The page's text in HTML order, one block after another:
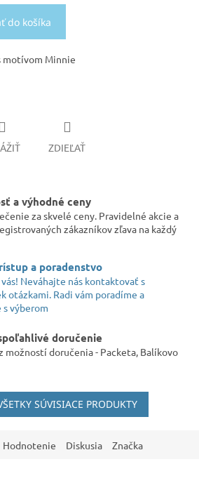
do košíka
motívom Minnie
ZDIEĽAŤ
a výhodné ceny
za skvelé ceny. Pravidelné akcie a
zákazníkov zľava na každý
a poradenstvo
Neváhajte nás kontaktovať s
otázkami. Radi vám poradíme a
s výberom
doručenie
možností doručenia - Packeta, Balíkovo
SÚVISIACE PRODUKTY
Hodnotenie Diskusia Značka